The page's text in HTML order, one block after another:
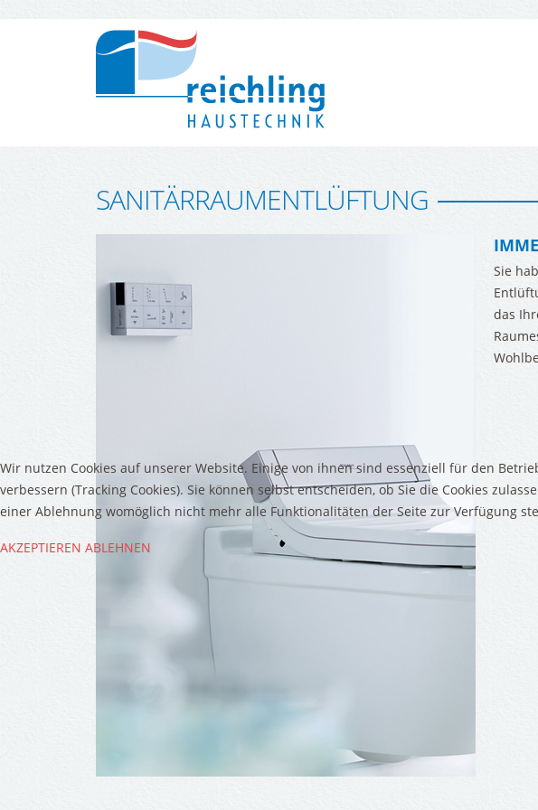
Barrierefreies Bad
WÄRME LUFT
kontrollierte
Klimatisierung
Sanitärraumentlüftung
WIRARBEITEN NACHAKTUELLEN
SANITÄRRAUMENTLÜFTUNG
Sie
das
Wir nutzen Cookies auf unserer Website. Einige von ihnen sind essenziell für den
verbessern (Tracking Cookies). Sie können selbst entscheiden, ob Sie die Cookies
einer Ablehnung womöglich nicht mehr alle Funktionalitäten der Seite zur Verfügung
AKZEPTIEREN ABLEHNEN